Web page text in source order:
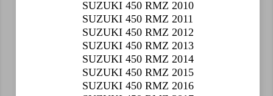
SUZUKI 450 RMZ 2010
SUZUKI 450 RMZ 2011
SUZUKI 450 RMZ 2012
SUZUKI 450 RMZ 2013
SUZUKI 450 RMZ 2014
SUZUKI 450 RMZ 2015
SUZUKI 450 RMZ 2016